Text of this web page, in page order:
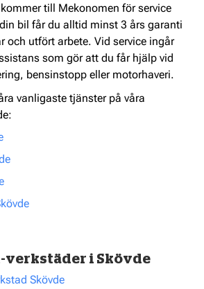
till Mekonomen för service
bil får du alltid minst 3 års garanti
och utfört arbete. Vid service ingår
som gör att du får hjälp vid
bensinstopp eller motorhaveri.
vanligaste tjänster på våra
verkstäder i Skövde
Skövde